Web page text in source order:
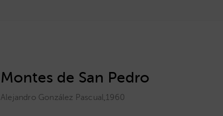
Montes de San Pedro
Alejandro González Pascual ,1960